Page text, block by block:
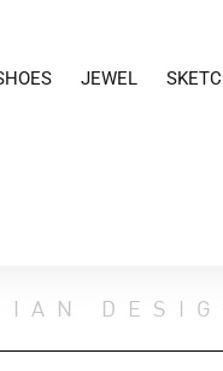
JEWEL